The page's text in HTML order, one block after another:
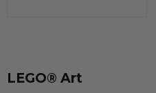
LEGO® Art